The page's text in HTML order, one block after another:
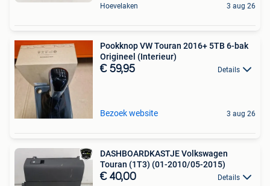
Hoevelaken 3 aug 26
Pookknop VW Touran 2016+ 5TB 6-bak
Origineel (Interieur)
€ 59,95 Details
Bezoek website 3 aug 26
DASHBOARDKASTJE Volkswagen
Touran (1T3) (01-2010/05-2015)
€ 40,00 Details